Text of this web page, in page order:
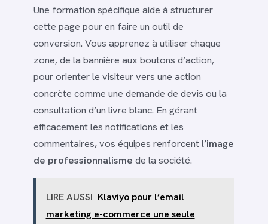
Une formation spécifique aide à structurer
cette page pour en faire un outil de
conversion. Vous apprenez à utiliser chaque
zone, de la bannière aux boutons d’action,
pour orienter le visiteur vers une action
concrète comme une demande de devis ou la
consultation d’un livre blanc. En gérant
efficacement les notifications et les
commentaires, vos équipes renforcent l’image
de professionnalisme de la société.
LIRE AUSSI Klaviyo pour l’email
marketing e-commerce une seule